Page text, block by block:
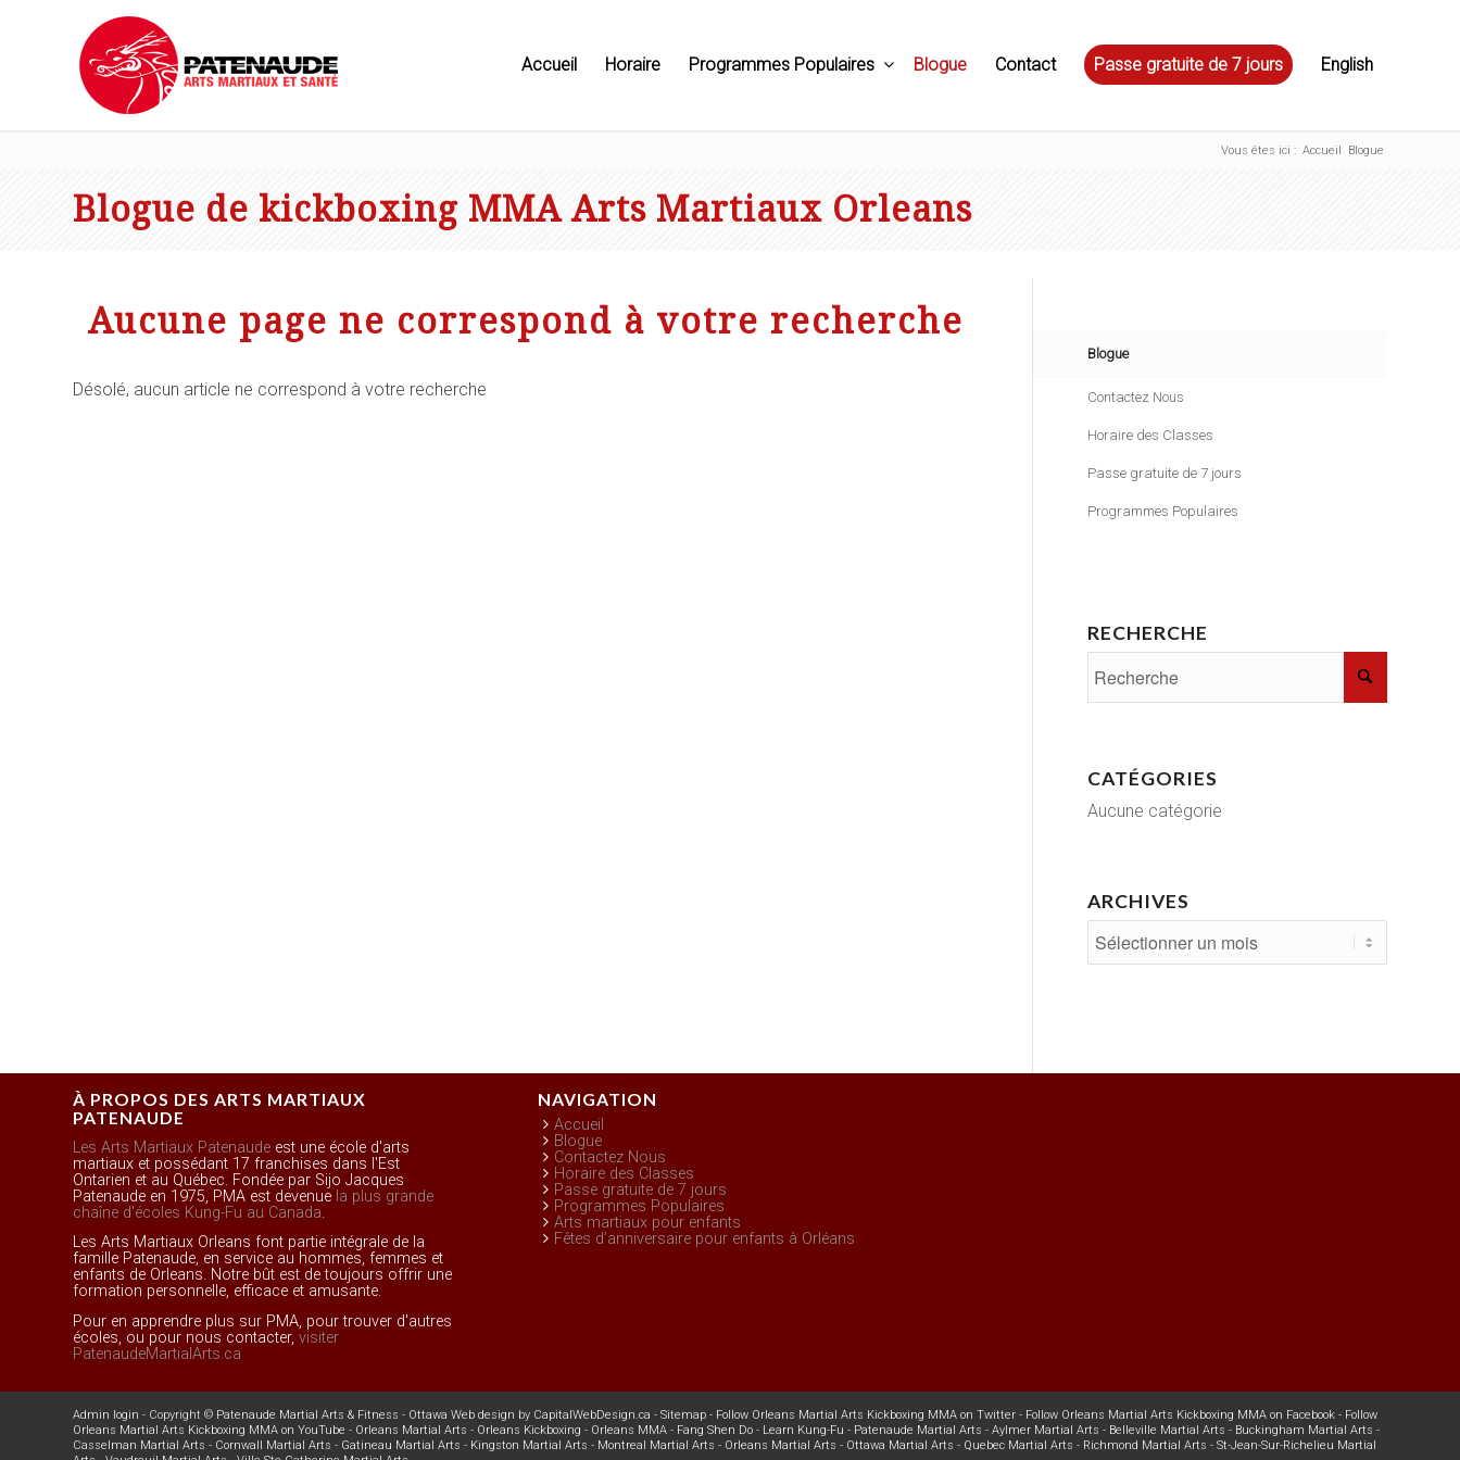
Accueil Horaire Programmes Populaires Blogue Contact Passe gratuite de 7 jours English
Vous êtes ici : Accueil Blogue
Blogue de kickboxing MMA Arts Martiaux Orleans
Aucune page ne correspond à votre recherche
Désolé, aucun article ne correspond à votre recherche
Blogue
Contactez Nous
Horaire des Classes
Passe gratuite de 7 jours
Programmes Populaires
RECHERCHE
CATÉGORIES
Aucune catégorie
ARCHIVES
À PROPOS DES ARTS MARTIAUX
PATENAUDE
Les Arts Martiaux Patenaude est une école d'arts
martiaux et possédant 17 franchises dans l'Est
Ontarien et au Québec. Fondée par Sijo Jacques
Patenaude en 1975, PMA est devenue la plus grande
chaîne d'écoles Kung-Fu au Canada.
Les Arts Martiaux Orleans font partie intégrale de la
famille Patenaude, en service au hommes, femmes et
enfants de Orleans. Notre bût est de toujours offrir une
formation personnelle, efficace et amusante.
Pour en apprendre plus sur PMA, pour trouver d'autres
écoles, ou pour nous contacter, visiter
PatenaudeMartialArts.ca
NAVIGATION
Accueil
Blogue
Contactez Nous
Horaire des Classes
Passe gratuite de 7 jours
Programmes Populaires
Arts martiaux pour enfants
Fêtes d’anniversaire pour enfants à Orléans
Admin login - Copyright © Patenaude Martial Arts & Fitness - Ottawa Web design by CapitalWebDesign.ca - Sitemap - Follow Orleans Martial Arts Kickboxing MMA on Twitter - Follow Orleans Martial Arts Kickboxing MMA on Facebook - Follow
Orleans Martial Arts Kickboxing MMA on YouTube - Orleans Martial Arts - Orleans Kickboxing - Orleans MMA - Fang Shen Do - Learn Kung-Fu - Patenaude Martial Arts - Aylmer Martial Arts - Belleville Martial Arts - Buckingham Martial Arts -
Casselman Martial Arts - Cornwall Martial Arts - Gatineau Martial Arts - Kingston Martial Arts - Montreal Martial Arts - Orleans Martial Arts - Ottawa Martial Arts - Quebec Martial Arts - Richmond Martial Arts - St-Jean-Sur-Richelieu Martial